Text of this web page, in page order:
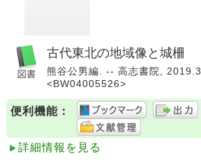
古代東北の地域像と城柵
熊谷公男編. -- 高志書院, 2019.3.
<BW04005526>
便利機能：
詳細情報を見る